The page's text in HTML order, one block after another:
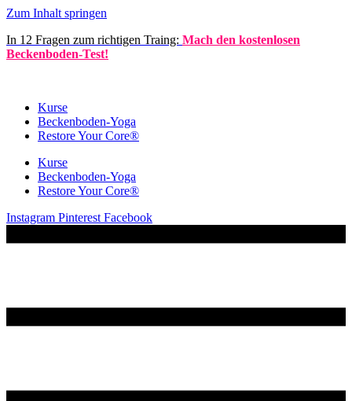
Zum Inhalt springen
In 12 Fragen zum richtigen Traing: Mach den kostenlosen
Beckenboden-Test!
Kurse
Becken­boden-Yoga
Restore Your Core®
Kurse
Becken­boden-Yoga
Restore Your Core®
Instagram Pinterest Facebook